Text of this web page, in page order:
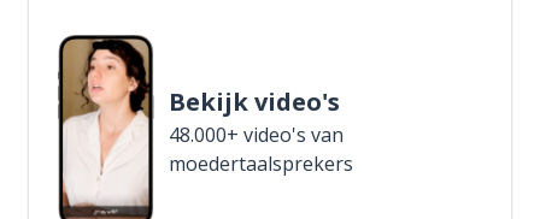
Bekijk video's
48.000+ video's van
moedertaalsprekers